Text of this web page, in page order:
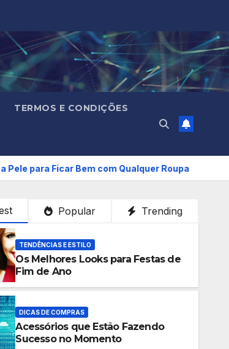
TERMOS E CONDIÇÕES
Bem com Qualquer Roupa Os Melhores
Popular Trending
TENDÊNCIAS E ESTILO
Os Melhores Looks para Festas de
Fim de Ano
DICAS DE COMPRAS
Acessórios que Estão Fazendo
Sucesso no Momento